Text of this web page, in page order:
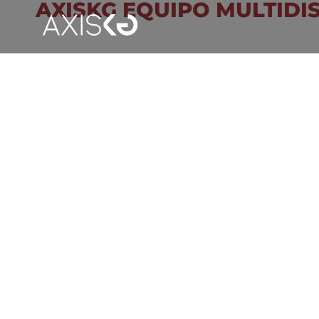
AXISKG EQUIPO
¿QUÉ ES EL